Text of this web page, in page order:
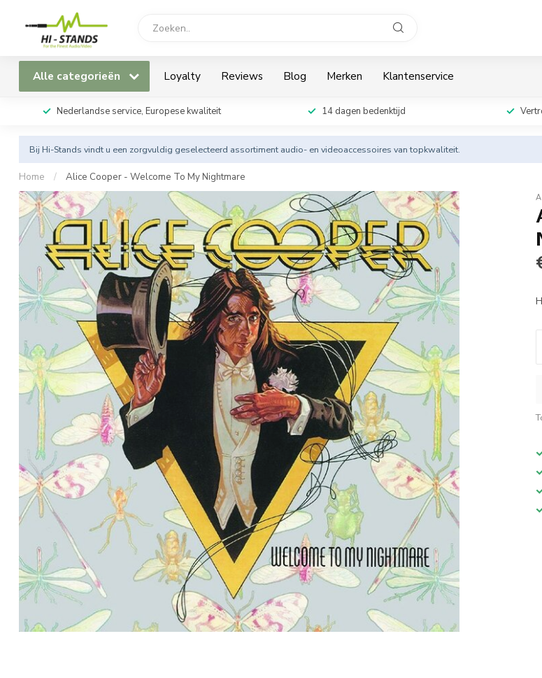
Alle categorieën Loyalty Reviews Blog Merken Klantenservice
Nederlandse service, Europese kwaliteit 14 dagen bedenktijd
Bij Hi-Stands vindt u een zorgvuldig geselecteerd assortiment audio- en videoaccessoires van topkwaliteit.
Home / Alice Cooper - Welcome To My Nightmare